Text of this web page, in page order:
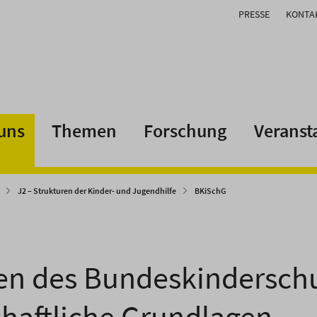
PRESSE
Themen Forschung
J2 – Strukturen der Kinder- und Jugendhilfe BKiSchG
des